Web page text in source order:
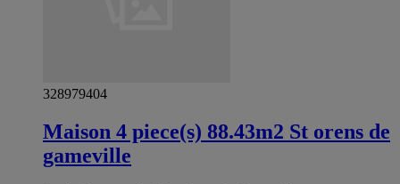
328979404
Maison 4 piece(s) 88.43m2 St orens de
gameville